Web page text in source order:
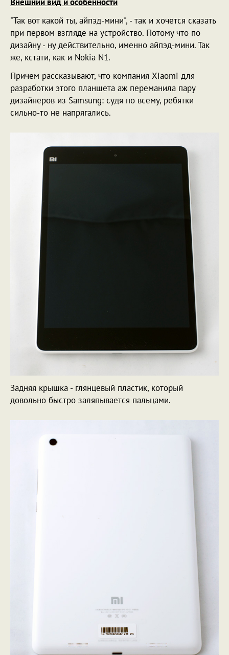
Внешний вид и особенности
"Так вот какой ты, айпэд-мини", - так и хочется сказать
при первом взгляде на устройство. Потому что по
дизайну - ну действительно, именно айпэд-мини. Так
же, кстати, как и Nokia N1.
Причем рассказывают, что компания Xiaomi для
разработки этого планшета аж переманила пару
дизайнеров из Samsung: судя по всему, ребятки
сильно-то не напрягались.
Задняя крышка - глянцевый пластик, который
довольно быстро заляпывается пальцами.